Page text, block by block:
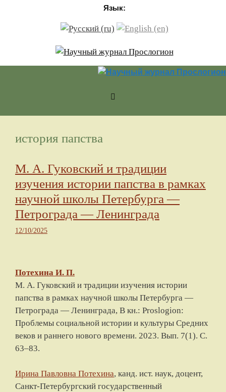
Язык:
история папства
М. А. Гуковский и традиции
изучения истории папства в рамках
научной школы Петербурга —
Петрограда — Ленинграда
12/10/2025
Потехина И. П.
М. А. Гуковский и традиции изучения истории
папства в рамках научной школы Петербурга —
Петрограда — Ленинграда, В кн.: Proslogion:
Проблемы социальной истории и культуры Средних
веков и раннего нового времени. 2023. Вып. 7(1). С.
63–83.
Ирина Павловна Потехина, канд. ист. наук, доцент,
Санкт-Петербургский государственный